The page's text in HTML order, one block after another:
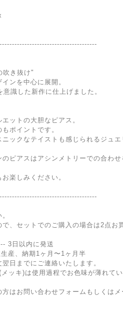
吹き抜け"
ンを中心に展開。
識した新作に仕上げました。
ットの大胆なピアス。
ポイントです。
ックなテイストも感じられるジュエ
ピアスはアシンメトリーでの合わせ
楽しみください。
、セットでのご購入の場合は2点お
3日以内に発送
産、納期1ヶ月〜1ヶ月半
日までにご連絡いたします。
ッキ)は使用過程でお色味が薄れて
はお問い合わせフォームもしくはメ